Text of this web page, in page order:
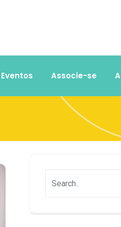
Eventos Associe-se